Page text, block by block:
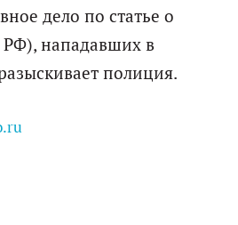
дело по статье о
РФ), нападавших в
полиция.